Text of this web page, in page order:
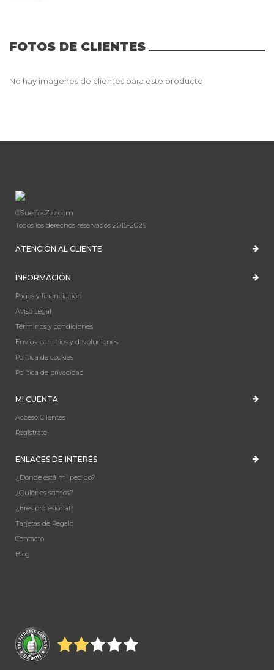
FOTOS DE CLIENTES
No hay imagenes de clientes para este producto
©SueñosZzz.com
Todos los derechos reservados 2015-2026
ATENCIÓN AL CLIENTE
INFORMACIÓN
Pagos y financiación
Aviso Legal
Términos y condiciones
Envíos, cambios y devoluciones
Política de cookies
Política de privacidad
MI CUENTA
Acceso Clientes
Registrate
ENLACES DE INTERÉS
¿Dónde está mi pedido?
¿Quiénes somos?
¿Eres profesional?
Tarjetas de Regalo
Contacto
Blog